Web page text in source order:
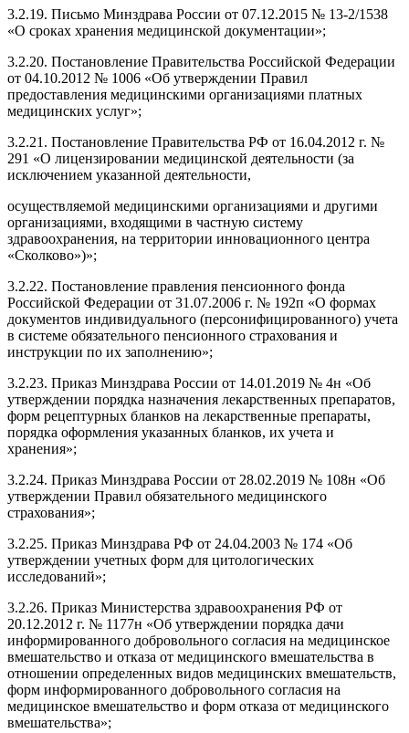
3.2.19. Письмо Минздрава России от 07.12.2015 № 13-2/1538
«О сроках хранения медицинской документации»;
3.2.20. Постановление Правительства Российской Федерации
от 04.10.2012 № 1006 «Об утверждении Правил
предоставления медицинскими организациями платных
медицинских услуг»;
3.2.21. Постановление Правительства РФ от 16.04.2012 г. №
291 «О лицензировании медицинской деятельности (за
исключением указанной деятельности,
осуществляемой медицинскими организациями и другими
организациями, входящими в частную систему
здравоохранения, на территории инновационного центра
«Сколково»)»;
3.2.22. Постановление правления пенсионного фонда
Российской Федерации от 31.07.2006 г. № 192п «О формах
документов индивидуального (персонифицированного) учета
в системе обязательного пенсионного страхования и
инструкции по их заполнению»;
3.2.23. Приказ Минздрава России от 14.01.2019 № 4н «Об
утверждении порядка назначения лекарственных препаратов,
форм рецептурных бланков на лекарственные препараты,
порядка оформления указанных бланков, их учета и
хранения»;
3.2.24. Приказ Минздрава России от 28.02.2019 № 108н «Об
утверждении Правил обязательного медицинского
страхования»;
3.2.25. Приказ Минздрава РФ от 24.04.2003 № 174 «Об
утверждении учетных форм для цитологических
исследований»;
3.2.26. Приказ Министерства здравоохранения РФ от
20.12.2012 г. № 1177н «Об утверждении порядка дачи
информированного добровольного согласия на медицинское
вмешательство и отказа от медицинского вмешательства в
отношении определенных видов медицинских вмешательств,
форм информированного добровольного согласия на
медицинское вмешательство и форм отказа от медицинского
вмешательства»;